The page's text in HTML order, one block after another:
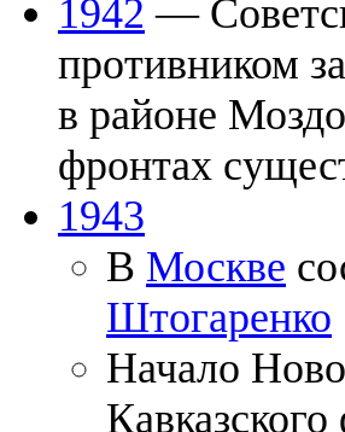
1942 —
противником
в районе
фронтах
1943
В Москве
Штогаренко
Начало